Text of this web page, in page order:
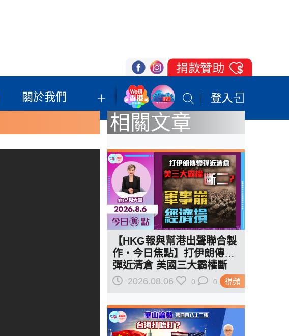
關於我們 我們的立場 登記支持 聯絡我們
相關文章
視頻
【HKG報與幫港出聲聯合製
作‧今日焦點】打伊朗傳導
彈近清倉 美國三大霸權斷
二？軍事崩 經濟損
2026.08.06 0 0